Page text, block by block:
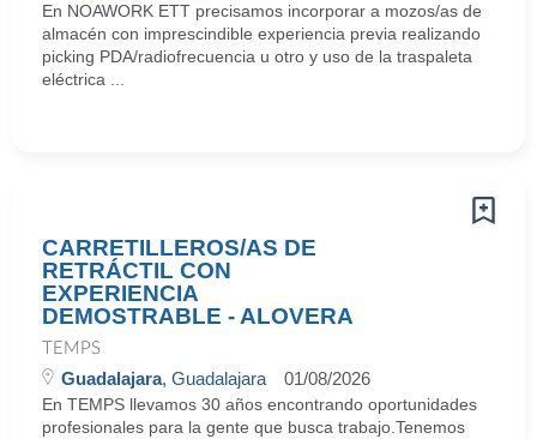
En NOAWORK ETT precisamos incorporar a mozos/as de
almacén con imprescindible experiencia previa realizando
picking PDA/radiofrecuencia u otro y uso de la traspaleta
eléctrica ...
CARRETILLEROS/AS DE
RETRÁCTIL CON
EXPERIENCIA
DEMOSTRABLE - ALOVERA
TEMPS
Guadalajara, Guadalajara 01/08/2026
En TEMPS llevamos 30 años encontrando oportunidades
profesionales para la gente que busca trabajo.Tenemos